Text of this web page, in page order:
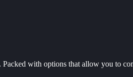
with options that allow you to